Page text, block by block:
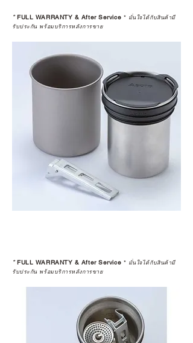
*FULL WARRANTY & After Service * มั่นใจได้กับสินค้ามี
รับประกัน พร้อมบริการหลังการขาย
*FULL WARRANTY & After Service * มั่นใจได้กับสินค้ามี
รับประกัน พร้อมบริการหลังการขาย